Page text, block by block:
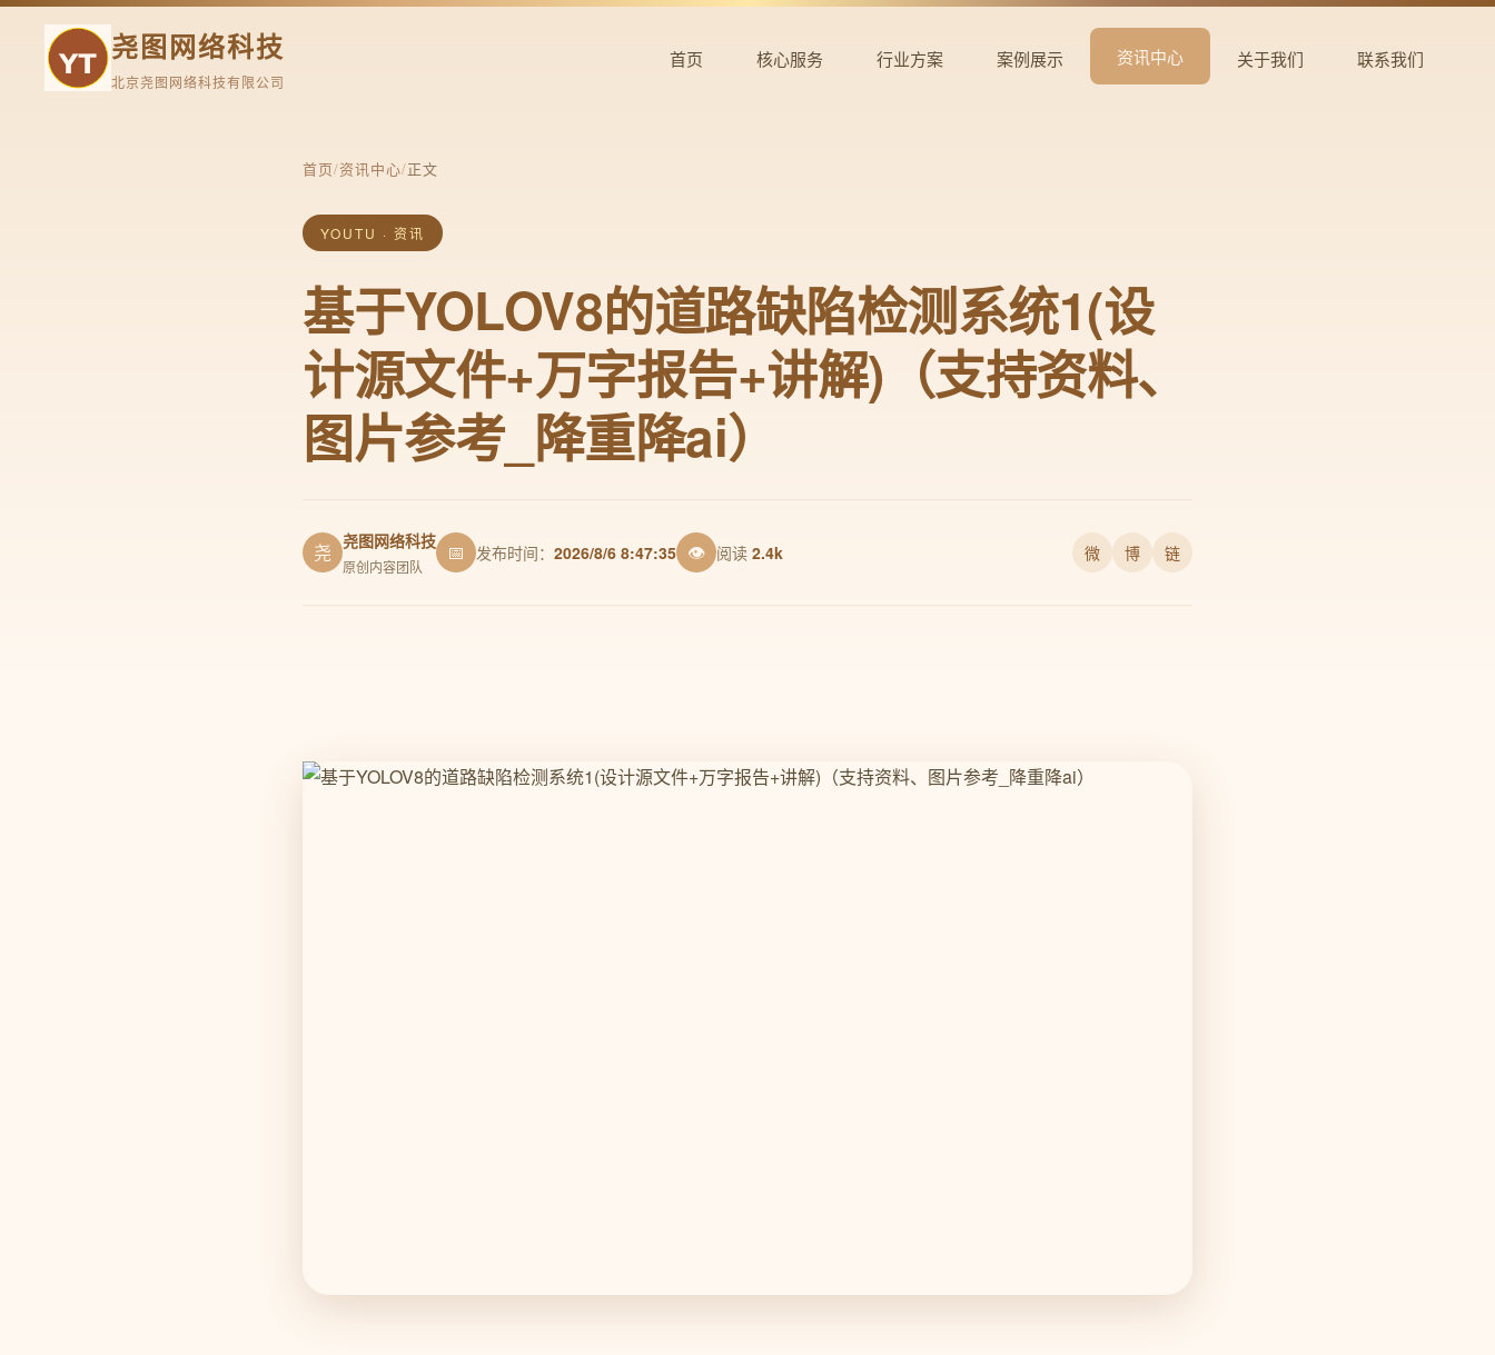
尧图网络科技
北京尧图网络科技有限公司
首页 核心服务 行业方案 案例展示 资讯中心 关于我们 联系我们
首页/资讯中心/正文
YOUTU · 资讯
基于YOLOV8的道路缺陷检测系统1(设
计源文件+万字报告+讲解)（支持资料、
图片参考_降重降ai）
尧 尧图网络科技
原创内容团队
📅 发布时间： 2026/8/6 8:47:35 👁 阅读 2.4k 微 博 链